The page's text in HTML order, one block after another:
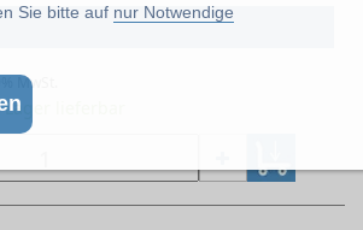
Sie bitte auf nur Notwendige
MwSt.
lieferbar